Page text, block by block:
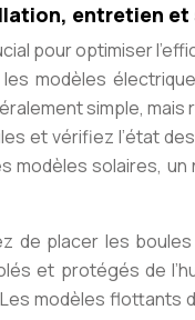
entretien
pour optimiser
modèles
simple,
et vérifiez l’état
modèles solaires,
de placer les
et protégés de
modèles flottants